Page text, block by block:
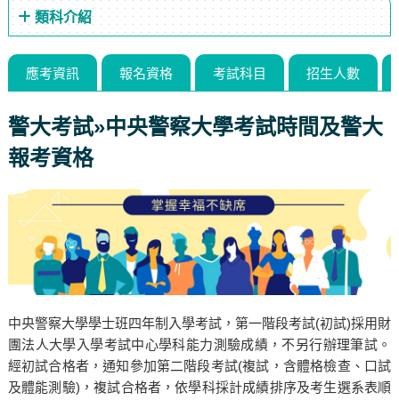
類科介紹
應考資訊 報名資格 考試科目 招生人數
警大考試»中央警察大學考試時間及警大
報考資格
中央警察大學學士班四年制入學考試，第一階段考試(初試)採用財
團法人大學入學考試中心學科能力測驗成績，不另行辦理筆試。
經初試合格者，通知參加第二階段考試(複試，含體格檢查、口試
及體能測驗)，複試合格者，依學科採計成績排序及考生選系表順